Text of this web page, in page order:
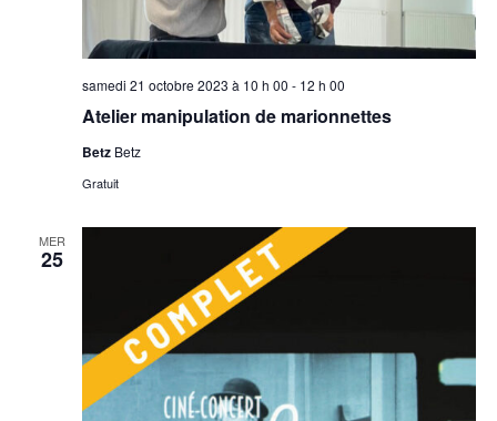
Atelier manipulation de marionnettes
samedi 21 octobre 2023 à 10 h 00 - 12 h 00
Betz Betz
Gratuit
MER
25